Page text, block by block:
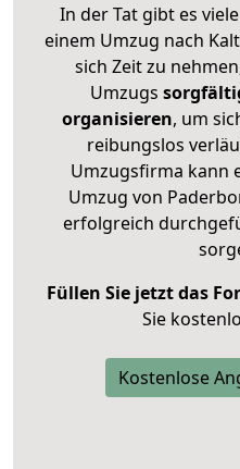
In der Tat gibt es
einem Umzug nach
sich Zeit zu
Umzugs
organisieren, um
reibungslos
Umzugsfirma kann
Umzug von
erfolgreich
Füllen Sie jetzt das
Sie
Kostenlose